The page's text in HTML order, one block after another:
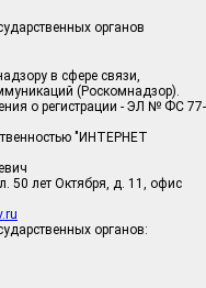
органов
в сфере связи,
(Роскомнадзор).
о регистрации - ЭЛ № ФС 77-
"ИНТЕРНЕТ
50 лет Октября, д. 11, офис
органов: